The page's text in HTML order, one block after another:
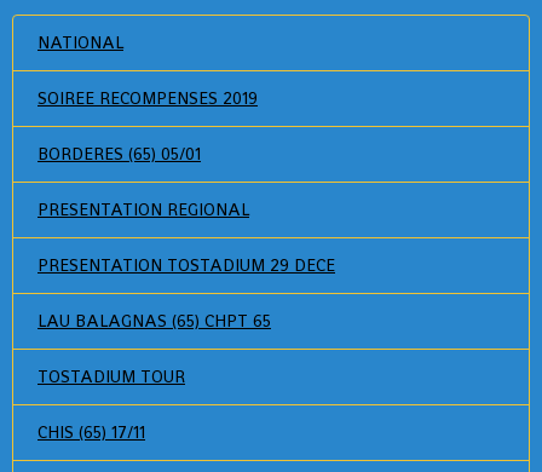
NATIONAL
SOIREE RECOMPENSES 2019
BORDERES (65) 05/01
PRESENTATION REGIONAL
PRESENTATION TOSTADIUM 29 DECE
LAU BALAGNAS (65) CHPT 65
TOSTADIUM TOUR
CHIS (65) 17/11